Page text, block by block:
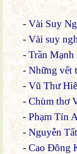
-Vài Suy
-Vài suy
-Trần
-Những vết
-Vũ Thư
-Chùm thơ
-Phạm Tín
-Nguyễn
-Cao Đông